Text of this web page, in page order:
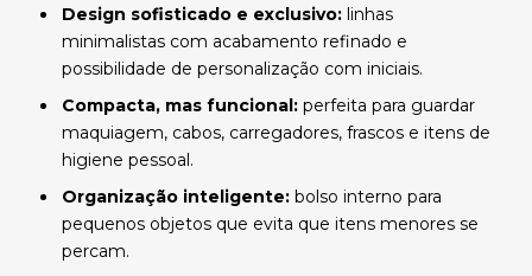
Design sofisticado e exclusivo: linhas
minimalistas com acabamento refinado e
possibilidade de personalização com iniciais.
Compacta, mas funcional: perfeita para guardar
maquiagem, cabos, carregadores, frascos e itens de
higiene pessoal.
Organização inteligente: bolso interno para
pequenos objetos que evita que itens menores se
percam.